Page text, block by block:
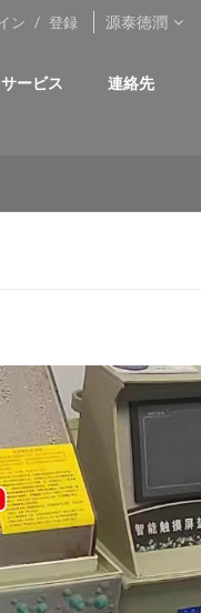
ン / 登録 源泰徳潤
サービス 連絡先